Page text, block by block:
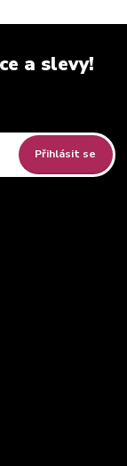
a slevy!
Přihlásit se